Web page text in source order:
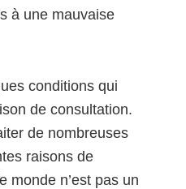
à une mauvaise
conditions qui
de consultation.
de nombreuses
raisons de
monde n’est pas un